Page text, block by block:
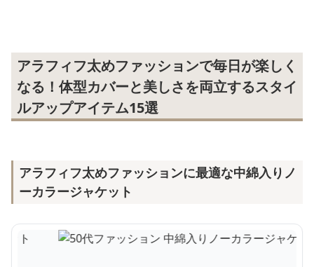
アラフィフ太めファッションで毎日が楽しく
なる！体型カバーと美しさを両立するスタイ
ルアップアイテム15選
アラフィフ太めファッションに最適な中綿入りノ
ーカラージャケット